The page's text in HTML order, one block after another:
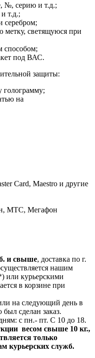
№, серию и т.д.;
т.д.;
серебром;
светящуюся при
способом;
под ВАС.
защиты:
голограмму;
на
Card, Maestro и другие
МТС, Мегафон
и свыше, доставка по г.
нашим
или курьерскими
в корзине при
на следующий день в
был сделан заказ.
с пн.- пт. С 10 до 18.
весом свыше 10 кг.,
только
курьерских служб.